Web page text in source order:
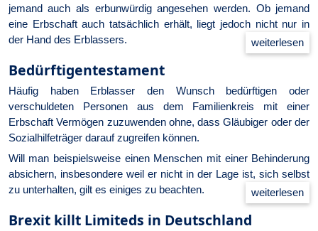
jemand auch als erbunwürdig angesehen werden. Ob jemand
eine Erbschaft auch tatsächlich erhält, liegt jedoch nicht nur in
der Hand des Erblassers.
Be­dürf­ti­gen­tes­ta­ment
Häufig haben Erblasser den Wunsch bedürftigen oder
verschuldeten Personen aus dem Familienkreis mit einer
Erbschaft Vermögen zuzuwenden ohne, dass Gläubiger oder der
Sozialhilfeträger darauf zugreifen können.
Will man beispielsweise einen Menschen mit einer Behinderung
absichern, insbesondere weil er nicht in der Lage ist, sich selbst
zu unterhalten, gilt es einiges zu beachten.
Brexit killt Limiteds in Deutschland